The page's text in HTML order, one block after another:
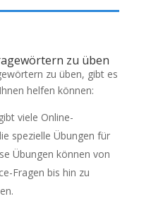
zu üben
zu üben, gibt es
helfen können:
viele Online-
spezielle Übungen für
Übungen können von
Fragen bis hin zu